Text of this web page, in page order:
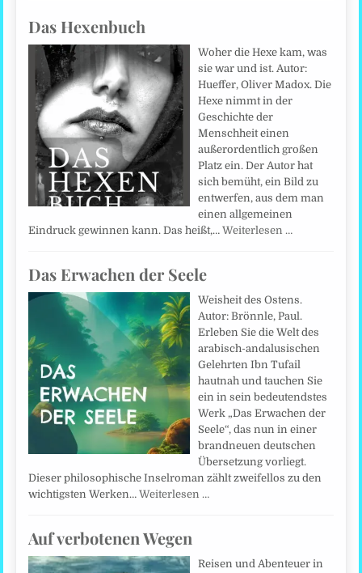
Das Hexenbuch
Woher die Hexe kam, was
sie war und ist. Autor:
Hueffer, Oliver Madox. Die
Hexe nimmt in der
Geschichte der
Menschheit einen
außerordentlich großen
Platz ein. Der Autor hat
sich bemüht, ein Bild zu
entwerfen, aus dem man
einen allgemeinen
Eindruck gewinnen kann. Das heißt,…Weiterlesen …
Das Erwachen der Seele
Weisheit des Ostens.
Autor: Brönnle, Paul.
Erleben Sie die Welt des
arabisch-andalusischen
Gelehrten Ibn Tufail
hautnah und tauchen Sie
ein in sein bedeutendstes
Werk „Das Erwachen der
Seele“, das nun in einer
brandneuen deutschen
Übersetzung vorliegt.
Dieser philosophische Inselroman zählt zweifellos zu den
wichtigsten Werken…Weiterlesen …
Auf verbotenen Wegen
Reisen und Abenteuer in